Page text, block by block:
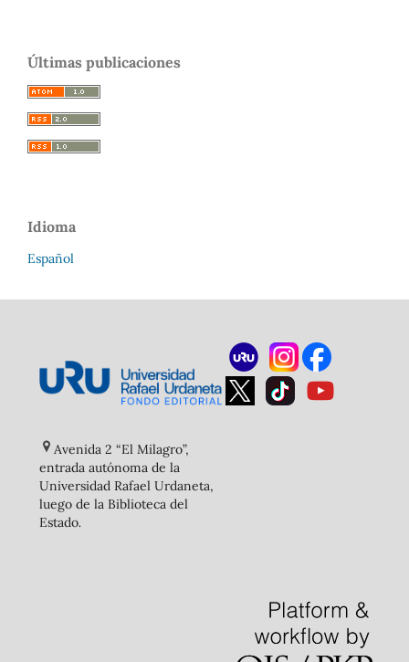
Últimas publicaciones
Idioma
Español
Avenida 2 “El Milagro”,
entrada autónoma de la
Universidad Rafael Urdaneta,
luego de la Biblioteca del
Estado.